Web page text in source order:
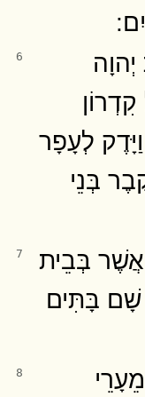
׃
6
לְעָפָר
בְּנֵי
7
בְּבֵית
שָׁם בָּתִּים
8